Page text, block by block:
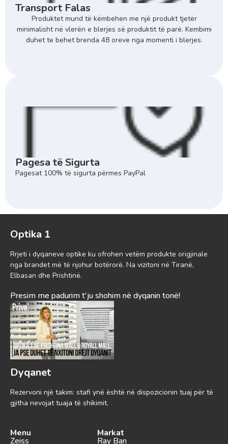
Transport Falas
Produktet mund të këmbehen me një produkt tjetër
minimalisht në vlerën e blerjes së produktit të parë. Kembimi
duhet te behet brenda 48 oreve nga momenti i blerjes.
Pagesa të Sigurta
Pagesat 100% të sigurta përmes PayPal
Optika 1
Rrjeti i dyqaneve optike ku ofrohen vetëm produkte origjinale
nga brandet më të njohur botërorë. Na vizitoni në Tiranë,
Elbasan dhe Prishtinë.
Presim me padurim t'ju shohim në dyqanin tonë!
Dyqanet
Rezervoni një takim: stafi ynë është në dispozicionin tuaj për të
gjitha nevojat tuaja të shikimit.
Menu
Zeiss
Markat
Ray Ban